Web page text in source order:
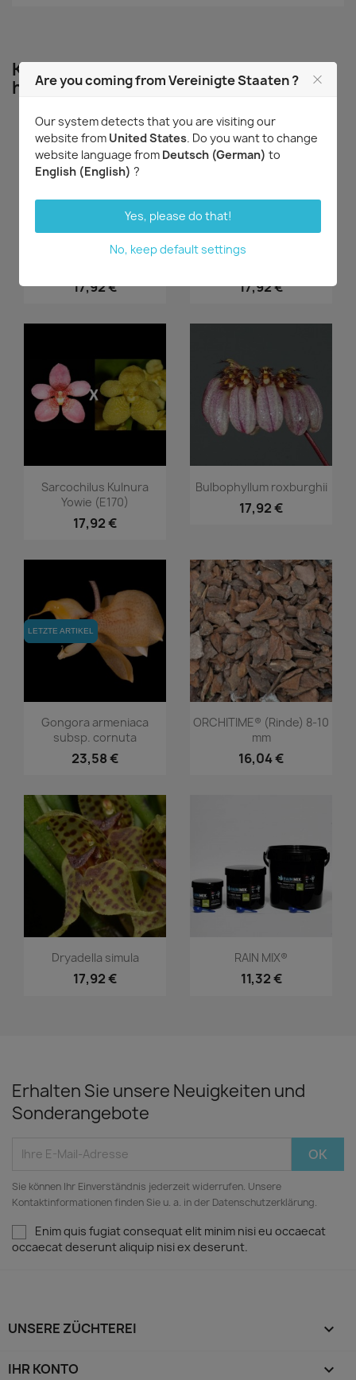
Kunden, die diesen Artikel gekauft
haben, kauften auch ...
LETZTE ARTIKEL
17,92 € 17,92 €
Vorschau
Sarcochilus Kulnura
Yowie (E170)
17,92 €
Vorschau
Bulbophyllum roxburghii
17,92 €
LETZTE ARTIKEL
LETZTE ARTIKEL
Vorschau
Gongora armeniaca
subsp. cornuta
23,58 €
Vorschau
ORCHITIME® (Rinde) 8-10
mm
16,04 €
Vorschau
Dryadella simula
17,92 €
Vorschau
RAIN MIX®
11,32 €
Erhalten Sie unsere Neuigkeiten und
Sonderangebote
Sie können Ihr Einverständnis jederzeit widerrufen. Unsere
Kontaktinformationen finden Sie u. a. in der Datenschutzerklärung.
Enim quis fugiat consequat elit minim nisi eu occaecat
occaecat deserunt aliquip nisi ex deserunt.
UNSERE ZÜCHTEREI 
IHR KONTO 
Are you coming from Vereinigte Staaten ?
Our system detects that you are visiting our
website from United States. Do you want to change
website language from Deutsch (German) to
English (English) ?
Yes, please do that!
No, keep default settings